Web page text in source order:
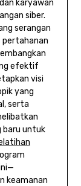
karyawan
siber.
serangan
pertahanan
efektif
visi
yang
serta
baru untuk
keamanan